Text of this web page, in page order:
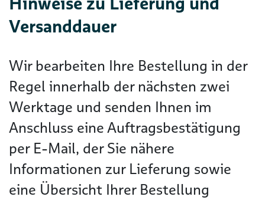
Versanddauer
Wir bearbeiten Ihre Bestellung in der
Regel innerhalb der nächsten zwei
Werktage und senden Ihnen im
Anschluss eine Auftragsbestätigung
per E-Mail, der Sie nähere
Informationen zur Lieferung sowie
eine Übersicht Ihrer Bestellung